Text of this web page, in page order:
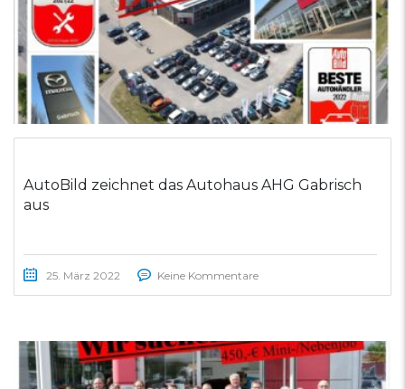
AutoBild zeichnet das Autohaus AHG Gabrisch
aus
25. März 2022 Keine Kommentare